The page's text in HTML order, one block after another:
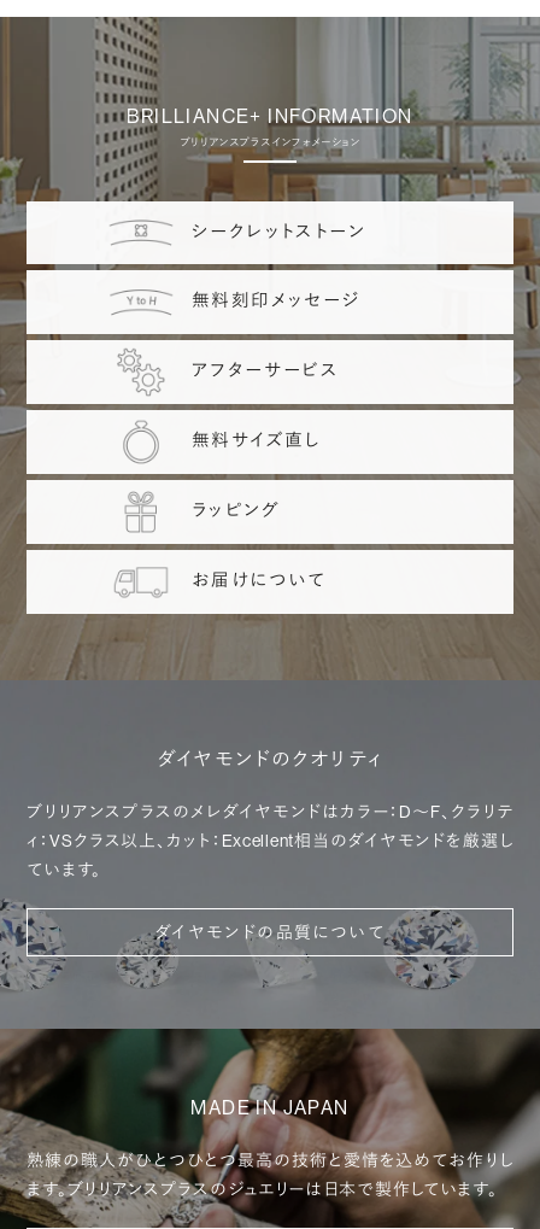
BRILLIANCE+ INFORMATION
ブリリアンスプラス インフォメーション
シークレットストーン
無料刻印メッセージ
アフターサービス
無料サイズ直し
ラッピング
お届けについて
ダイヤモンドのクオリティ
ブリリアンスプラスのメレダイヤモンドはカラー：D～F、クラリテ
ィ：VSクラス以上、カット：Excellent相当のダイヤモンドを厳選し
ています。
ダイヤモンドの品質について
MADE IN JAPAN
熟練の職人がひとつひとつ最高の技術と愛情を込めてお作りし
ます。ブリリアンスプラスのジュエリーは 日本で製作しています。